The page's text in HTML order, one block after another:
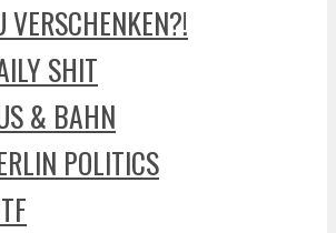
VERSCHENKEN?!
SHIT
& BAHN
POLITICS